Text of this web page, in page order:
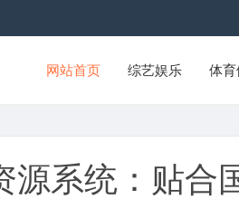
网站首页 综艺娱乐 体
源系统：贴合